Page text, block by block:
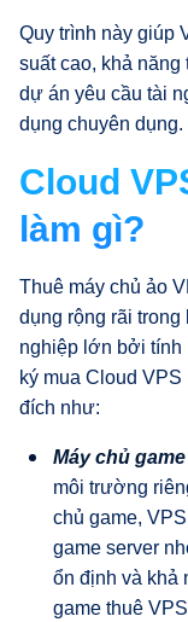
Quy trình này giúp
suất cao, khả
dự án yêu cầu tài
dụng chuyên dụng.
Cloud
làm gì?
Thuê máy chủ ảo
dụng rộng rãi
nghiệp lớn bởi tính
ký mua Cloud
đích như:
Máy chủ
môi trường
chủ game,
game server
ổn định và khả
game thuê